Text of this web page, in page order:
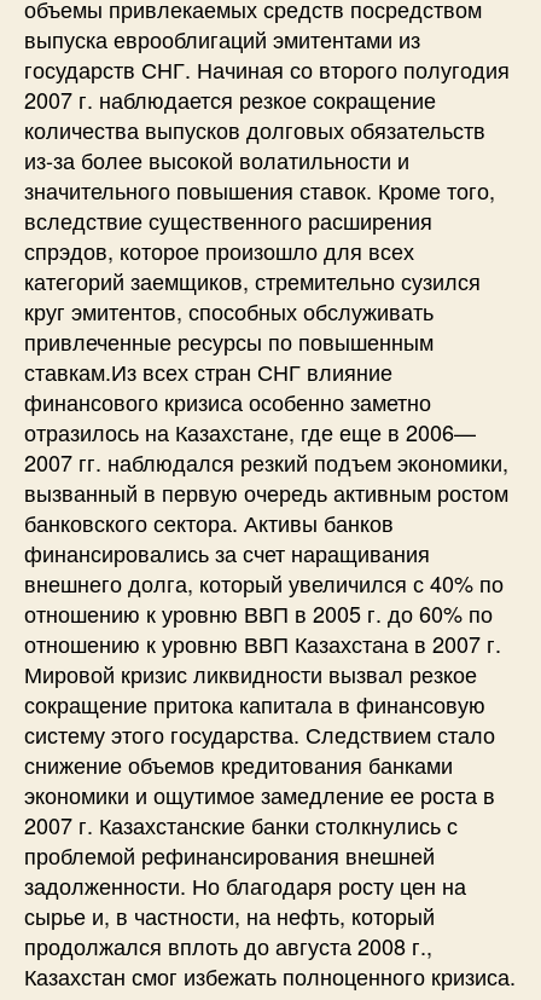
объемы привлекаемых средств посредством
выпуска еврооблигаций эмитентами из
государств СНГ. Начиная со второго полугодия
2007 г. наблюдается резкое сокращение
количества выпусков долговых обязательств
из-за более высокой волатильности и
значительного повышения ставок. Кроме того,
вследствие существенного расширения
спрэдов, которое произошло для всех
категорий заемщиков, стремительно сузился
круг эмитентов, способных обслуживать
привлеченные ресурсы по повышенным
ставкам.Из всех стран СНГ влияние
финансового кризиса особенно заметно
отразилось на Казахстане, где еще в 2006—
2007 гг. наблюдался резкий подъем экономики,
вызванный в первую очередь активным ростом
банковского сектора. Активы банков
финансировались за счет наращивания
внешнего долга, который увеличился с 40% по
отношению к уровню ВВП в 2005 г. до 60% по
отношению к уровню ВВП Казахстана в 2007 г.
Мировой кризис ликвидности вызвал резкое
сокращение притока капитала в финансовую
систему этого государства. Следствием стало
снижение объемов кредитования банками
экономики и ощутимое замедление ее роста в
2007 г. Казахстанские банки столкнулись с
проблемой рефинансирования внешней
задолженности. Но благодаря росту цен на
сырье и, в частности, на нефть, который
продолжался вплоть до августа 2008 г.,
Казахстан смог избежать полноценного кризиса.